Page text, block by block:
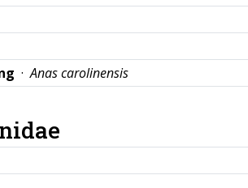
·Anas carolinensis